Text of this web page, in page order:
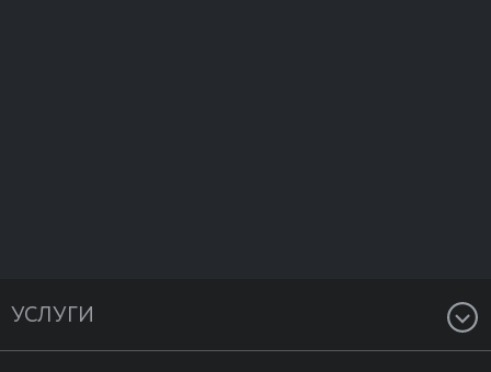
УСЛУГИ
Разработка и создание сайтов